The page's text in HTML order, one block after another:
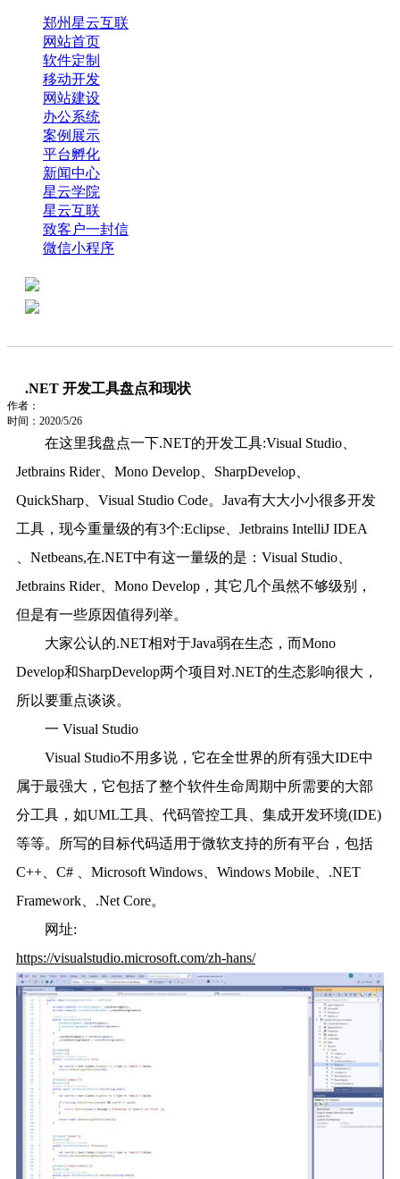
郑州星云互联
网站首页
软件定制
移动开发
网站建设
办公系统
案例展示
平台孵化
新闻中心
星云学院
星云互联
致客户一封信
微信小程序
.NET 开发工具盘点和现状
作者：
时间：2020/5/26
在这里我盘点一下.NET的开发工具:Visual Studio、
Jetbrains Rider、Mono Develop、SharpDevelop、
QuickSharp、Visual Studio Code。Java有大大小小很多开发
工具，现今重量级的有3个:Eclipse、Jetbrains IntelliJ IDEA
、Netbeans,在.NET中有这一量级的是：Visual Studio、
Jetbrains Rider、Mono Develop，其它几个虽然不够级别，
但是有一些原因值得列举。
大家公认的.NET相对于Java弱在生态，而Mono
Develop和SharpDevelop两个项目对.NET的生态影响很大，
所以要重点谈谈。
一 Visual Studio
Visual Studio不用多说，它在全世界的所有强大IDE中
属于最强大，它包括了整个软件生命周期中所需要的大部
分工具，如UML工具、代码管控工具、集成开发环境(IDE)
等等。所写的目标代码适用于微软支持的所有平台，包括
C++、C# 、Microsoft Windows、Windows Mobile、.NET
Framework、.Net Core。
网址:
https://visualstudio.microsoft.com/zh-hans/